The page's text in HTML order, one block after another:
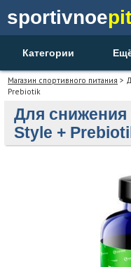
sportivnoe
Категории
Магазин спортивного питания >
Prebiotik
Для снижения
Style +